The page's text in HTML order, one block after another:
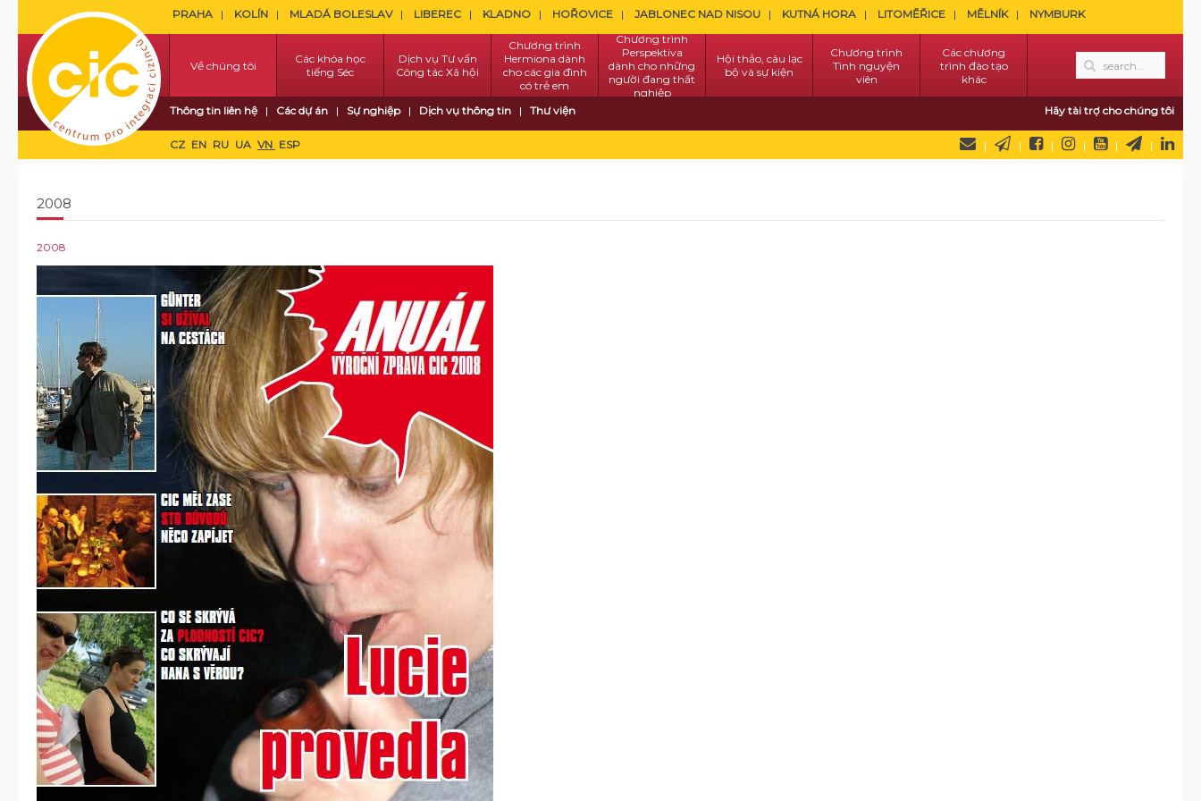
PRAHA KOLÍN MLADÁ BOLESLAV LIBEREC KLADNO HOŘOVICE JABLONEC NAD NISOU KUTNÁ HORA LITOMĚŘICE MĚLNÍK NYMBURK
Về chúng tôi
Các khóa học
tiếng Séc
Dịch vụ Tư vấn
Công tác Xã hội
Chương trình
Hermiona dành
cho các gia đình
có trẻ em
Chương trình
Perspektiva
dành cho những
người đang thất
nghiệp
Hội thảo, câu lạc
bộ và sự kiện
Chương trình
Tình nguyện
viên
Các chương
trình đào tạo
khác
Thông tin liên hệ Các dự án Sự nghiệp Dịch vụ thông tin Thư viện Hãy tài trợ cho chúng tôi
CZ EN RU UA VN ESP
2008
2008